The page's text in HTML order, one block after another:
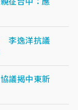
李逸洋抗議
議揭中東新